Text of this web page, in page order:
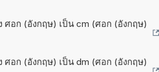
ศอก (อังกฤษ) เป็น cm (ศอก (อังกฤษ)
ศอก (อังกฤษ) เป็น dm (ศอก (อังกฤษ)